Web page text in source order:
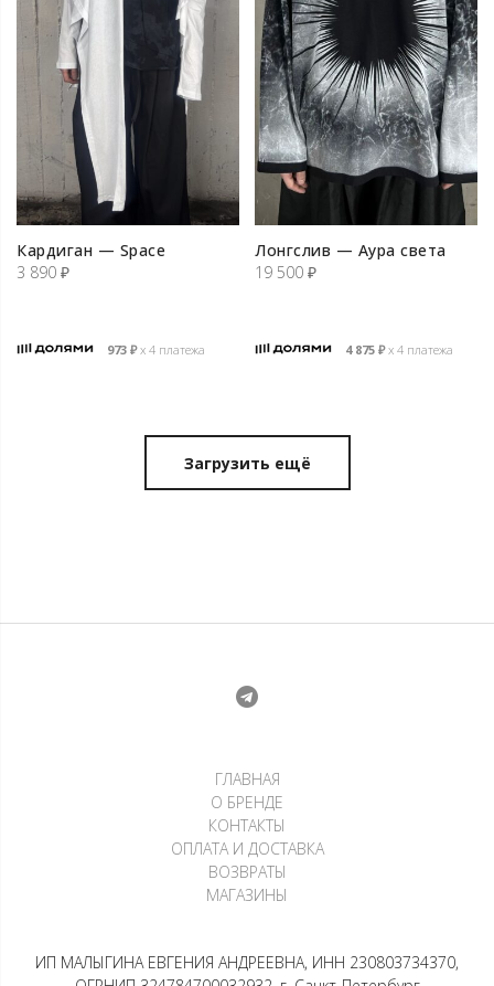
Кардиган — Space
3 890 ₽
973 ₽х 4 платежа
Лонгслив — Аура света
19 500 ₽
4 875 ₽х 4 платежа
Лонгслив — Вечерний
Токио
5 000